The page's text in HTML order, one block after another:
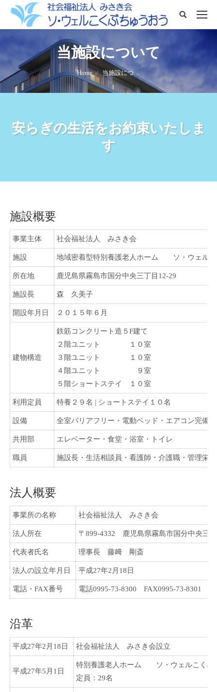
Search:
当施設について
You are here: Home 当施設につ…
安らぎの生活をお約束いたしま
す
施設概要
事業主体 社会福祉法人 みさき会
施設 地域密着型特別養護老人ホーム ソ・ウェルこ
所在地 鹿児島県霧島市国分中央三丁目12-29
施設長 森 久美子
開設年月日 ２０１５年６月
建物構造
鉄筋コンクリート造５F建て
２階ユニット １０室
３階ユニット １０室
４階ユニット ９室
５階ショートステイ １０室
利用定員 特養２９名 | ショートステイ１０名
設備 全室バリアフリー・電動ベッド・エアコン完備
共用部 エレベーター・食堂・浴室・トイレ
職員 施設長・生活相談員・看護師・介護職・管理栄
法人概要
事業所の名称 社会福祉法人 みさき会
法人所在 〒899-4332 鹿児島県霧島市国分中央三
代表者氏名 理事長 藤﨑 剛斎
法人の設立年月日 平成27年2月18日
電話・FAX番号 電話0995-73-8300 FAX0995-73-8301
沿革
平成27年2月18日 社会福祉法人 みさき会設立
平成27年5月1日
特別養護老人ホーム ソ・ウェルこくぶ
定員：29名